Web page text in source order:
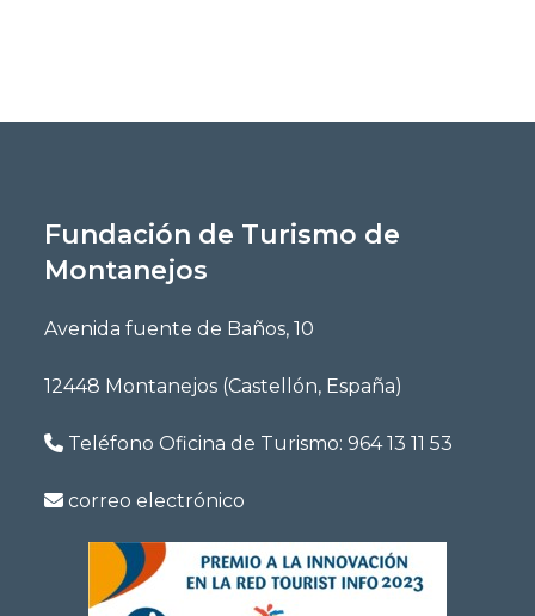
Fundación de Turismo de
Montanejos
Avenida fuente de Baños, 10
12448 Montanejos (Castellón, España)
Teléfono Oficina de Turismo: 964 13 11 53
correo electrónico